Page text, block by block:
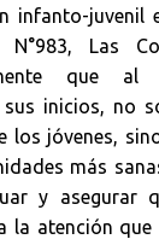
infanto-juvenil
Las
que al
sus inicios, no
los jóvenes,
más
y asegurar
la atención